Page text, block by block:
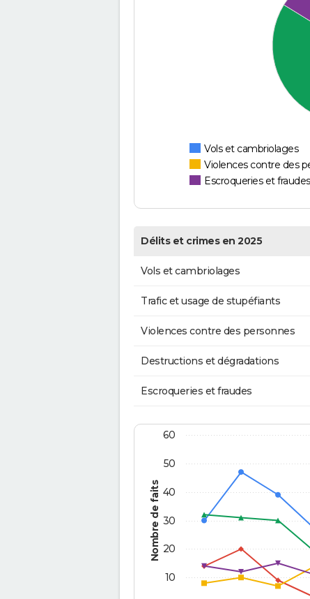
Vols et cambriolages
Violences contre des
Escroqueries et fraudes
Délits et crimes en 2025
Vols et cambriolages
Trafic et usage de stupéfiants
Violences contre des personnes
Destructions et dégradations
Escroqueries et fraudes
Nombre de faits
10
20
30
40
50
60